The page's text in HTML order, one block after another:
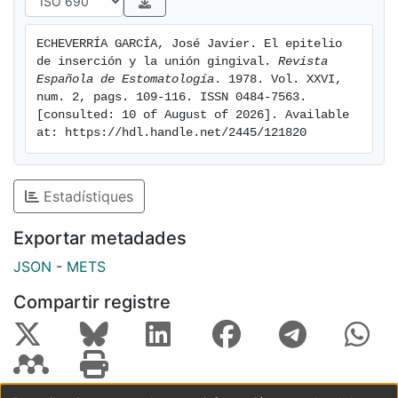
ECHEVERRÍA GARCÍA, José Javier. El epitelio
de inserción y la unión gingival. Revista
Española de Estomatología . 1978. Vol. XXVI,
num. 2, pags. 109-116. ISSN 0484-7563.
[consulted: 10 of August of 2026]. Available
at: https://hdl.handle.net/2445/121820
Estadístiques
Exportar metadades
JSON - METS
Compartir registre